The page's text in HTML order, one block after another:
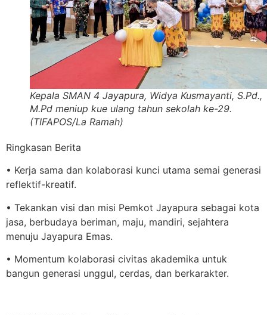
Kepala SMAN 4 Jayapura, Widya Kusmayanti, S.Pd.,
M.Pd meniup kue ulang tahun sekolah ke-29.
(TIFAPOS/La Ramah)
Ringkasan Berita
• Kerja sama dan kolaborasi kunci utama semai generasi
reflektif-kreatif.
• Tekankan visi dan misi Pemkot Jayapura sebagai kota
jasa, berbudaya beriman, maju, mandiri, sejahtera
menuju Jayapura Emas.
• Momentum kolaborasi civitas akademika untuk
bangun generasi unggul, cerdas, dan berkarakter.